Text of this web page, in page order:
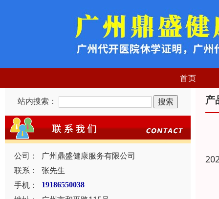
首页
站内搜索：
公司：
广州鼎盛健康服务有限公司
联系：
张先生
手机：
19186550038
产